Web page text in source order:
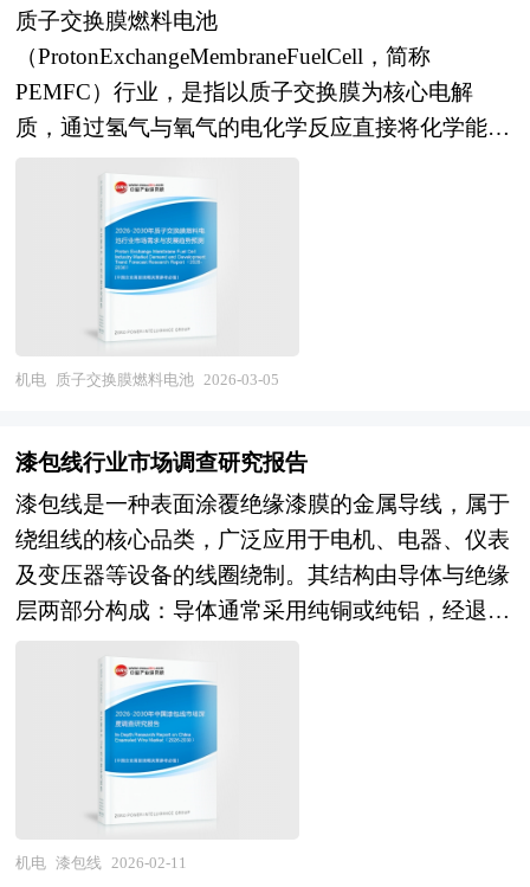
了船舶机械前十大企业的研发、产销、战略、经营
状况等。报告还对船舶机械市场风险进行了预测，
为船舶机械生产厂家、流通企业以及零售商提供了
新的投资机会和可借鉴的操作模式，对欲在船舶机
前中国船舶机械行业发展动态，把握企业定位和发
展方向有重要参考价值。
科考、国防等领域具有不可替代的战略价值。 本
研究咨询报告由中研普华咨询公司领衔撰写，在大
量周密的市场调研基础上，主要依据了国家统计
局、国家商务部、国家发改委、国家经济信息中
业信息中心、中国经济景气监测中心、中国行业研
究网、国内外相关报刊杂志的基础信息、船舶机械
行业研究单位等公布和提供的大量资料以及对行业
内企业调研访察所获得的大量第一手数据，对我国
船舶机械市场的发展状况、供需状况、竞争格局、
赢利水平、发展趋势等进行了分析。报告重点分析
为船舶机械生产厂家、流通企业以及零售商提供了
新的投资机会和可借鉴的操作模式，对欲在船舶机
械行业从事资本运作的经济实体等单位准确了解目
前中国船舶机械行业发展动态，把握企业定位和发
展方向有重要参考价值。
证，对研究过程中所获取的音乐灯资料进行全面系
统的整理和分析，通过图表、统计结果及文献资
料，或以纵向的发展过程，或横向类别分析提出论
点、分析论据，进行论证。音乐灯报告绝对如实地
反映客观情况，叙述、说明、推断、引用均恰如其
分。文字、用词应力求准确。研究报告的文字也简
单、明了、通顺、流畅，既明白如话，又把研究的
效果准确地、科学地表达出来。音乐灯研究报告以
行业为研究对象，并基于行业的现状，行业经济运
行数据，行业供需现状，行业竞争格局，重点企业
经营分析，行业产业链分析，市场集中度等现实指
深入的数据挖掘，对行业进行严谨分析，从多个角
度去评估企业市场地位，准确挖掘企业的成长性，
已经为众多企业带来了最专业的研究和最有价值的
咨询服务过程。 本研究咨询报告由中研普华咨询
公司领衔撰写，在大量周密的市场调研基础上，主
国家经济信息中心、国务院发展研究中心、国家海
关总署、全国商业信息中心、中国经济景气监测中
心、中国行业研究网以及国内外多种相关报刊杂志
媒体提供的最新研究资料。本报告对国内外音乐灯
行业的发展状况进行了深入透彻地分析，对我国行
业市场情况、技术现状、供需形势作了详尽研究，
质子交换膜燃料电池
（ProtonExchangeMembraneFuelCell，简称
PEMFC）行业，是指以质子交换膜为核心电解
质，通过氢气与氧气的电化学反应直接将化学能转
清洁、低噪等特性的能源装备研发、生产、应用及
配套服务的产业领域。该行业涵盖从核心材料（如
质子交换膜、催化剂、双极板）、关键部件（如电
堆、燃料电池系统）到整机集成、运维服务的完整
产业链，其技术研发与产业化应用是新能源产业的
重要分支，也是推动能源结构转型与“双碳”目标实
换膜燃料电池作为核心动力源，凭借高能量密度、
核心技术方向，相关研发与应用也成为质子交换膜
燃料电池行业的重要细分场景。 质子交换膜燃料
电池行业的核心产品（主要为质子交换膜燃料电池
系统及核心部件）具有显著的技术密集型与环保型
特征。从性能维度看，其能量转换效率高，实际运
行效率可达40%-60%，远超传统内燃机30%左右的
效率上限；且运行过程中无污染物排放，仅产生
水，契合环保与低碳发展需求。从应用适配性来
看，产品具备启动速度快、低温适应性强（部分产
品可在-30℃至80℃环境下稳定运行）、体积小、
重量轻等特点，能灵活适配无人机、新能源汽车、
机电 质子交换膜燃料电池 2026-03-05
漆包线行业市场调查研究报告
漆包线是一种表面涂覆绝缘漆膜的金属导线，属于
绕组线的核心品类，广泛应用于电机、电器、仪表
及变压器等设备的线圈绕制。其结构由导体与绝缘
层两部分构成：导体通常采用纯铜或纯铝，经退火
次涂覆聚酯、聚氨酯、聚酰亚胺等有机高分子绝缘
漆，并经高温烘焙固化形成均匀、致密的漆膜。这
一工艺赋予漆包线兼具导电与绝缘的双重功能，同
时确保漆膜与导体紧密结合，避免因机械应力或环
境因素导致脱落。 漆包线行业研究报告旨在从国
家经济和产业发展的战略入手，分析漆包线未来的
机电 漆包线 2026-02-11